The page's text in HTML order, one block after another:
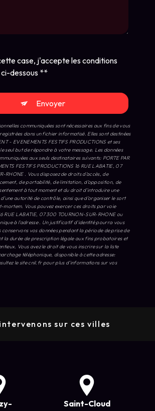
case, j'accepte les conditions
dessous **
Envoyer
communiquées sont nécessaires aux fins de vous
dans un fichier informatisé. Elles sont destinées
- EVENEMENTS FESTIFS PRODUCTIONS et ses
seul but de répondre à votre message. Les données
aux seuls destinataires suivants: PORTE PAR
FESTIFS PRODUCTIONS 16 RUE LABATIE, 07
RHONE . Vous disposez de droits d’accès, de
de portabilité, de limitation, d’opposition, de
à tout moment et du droit d’introduire une
autorité de contrôle, ainsi que d’organiser le sort
mortem. Vous pouvez exercer ces droits par voie
RUE LABATIE, 07 300 TOURNON-SUR-RHONE ou
à l'adresse . Un justificatif d'identité pourra vous
conservons vos données pendant la période de prise de
la durée de prescription légale aux fins probatoires et
Vous avez le droit de vous inscrire sur la liste
téléphonique, disponible à cette adresse:
le site cnil.fr pour plus d’informations sur vos
sur ces villes
Saint-Cloud